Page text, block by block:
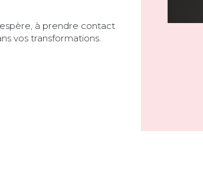
à prendre contact
vos transformations.